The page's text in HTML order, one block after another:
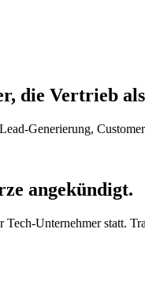
die Vertrieb als
Generierung,
angekündigt.
Unternehmer statt.